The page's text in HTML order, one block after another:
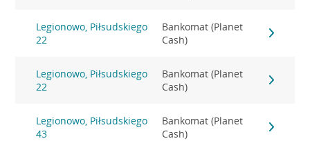
Legionowo, Piłsudskiego
22
Bankomat (Planet
Cash)
Legionowo, Piłsudskiego
22
Bankomat (Planet
Cash)
Legionowo, Piłsudskiego
43
Bankomat (Planet
Cash)